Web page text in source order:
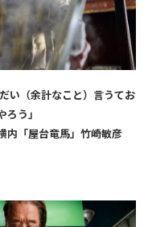
い（余計なこと）言うてお
う」
内「屋台竜馬」竹崎敏彦